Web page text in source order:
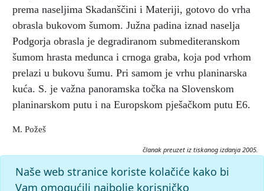
prema naseljima Skadanščini i Materiji, gotovo do vrha
obrasla bukovom šumom. Južna padina iznad naselja
Podgorja obrasla je degradiranom submediteranskom
šumom hrasta medunca i crnoga graba, koja pod vrhom
prelazi u bukovu šumu. Pri samom je vrhu planinarska
kuća. S. je važna panoramska točka na Slovenskom
planinarskom putu i na Europskom pješačkom putu E6.
M. Požeš
članak preuzet iz tiskanog izdanja 2005.
Citiranje:
Istarska enciklopedija (2005), mrežno izdanje.
Naše web stranice koriste kolačiće kako bi
Vam omogućili najbolje korisničko